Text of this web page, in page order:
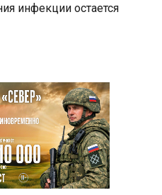
инфекции остается